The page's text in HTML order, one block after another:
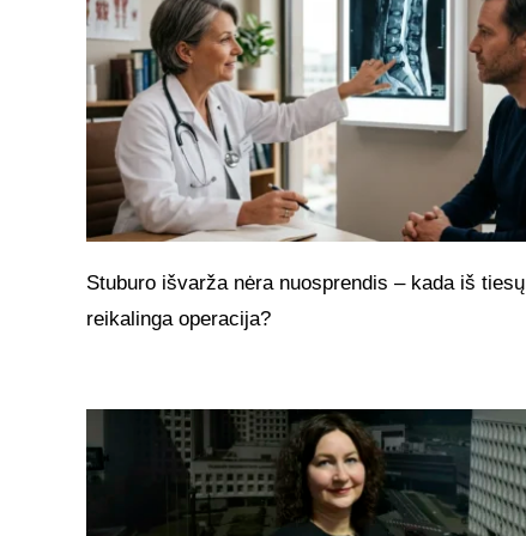
Stuburo išvarža nėra nuosprendis – kada iš tiesų
reikalinga operacija?